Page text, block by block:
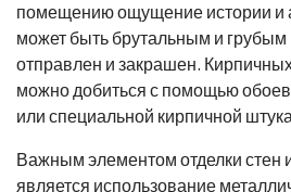
помещению ощущение истории и
может быть брутальным и грубым
отправлен и закрашен.
можно добиться с помощью
или специальной кирпичной
Важным элементом отделки стен
является использование